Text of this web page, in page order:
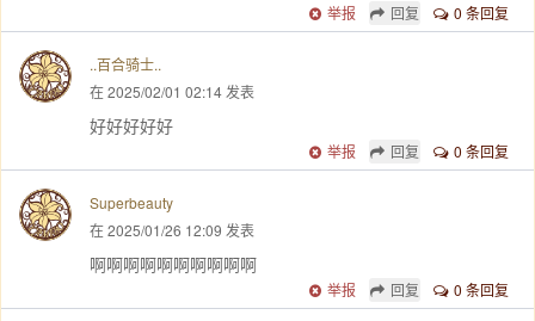
0 条回复
回复
举报
..百合骑士..
在 2025/02/01 02:14 发表
好好好好好
0 条回复
回复
举报
Superbeauty
在 2025/01/26 12:09 发表
啊啊啊啊啊啊啊啊啊啊
0 条回复
回复
举报